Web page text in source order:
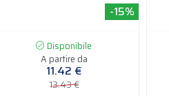
-15%
Disponibile
A partire da
11.42 €
13.43 €